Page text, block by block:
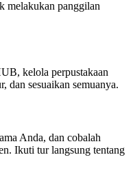
melakukan panggilan
kelola perpustakaan
dan sesuaikan semuanya.
Anda, dan cobalah
Ikuti tur langsung tentang